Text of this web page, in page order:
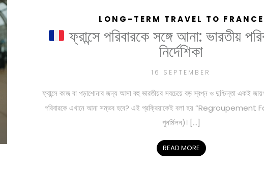
LONG-TERM TRAVEL TO FRANCE
ফ্রান্সে পরিবারকে সঙ্গে আনা: ভারতীয়
নির্দেশিকা
16 SEPTEMBER
ফ্রান্সে কাজ বা পড়াশোনার জন্য আসা বহু ভারতীয়র সবচেয়ে বড় স্বপ্ন ও দুশ্চিন্তা একই
পরিবারকে এখানে আনা সম্ভব হবে? এই প্রক্রিয়াকেই বলা হয় “Regroupement
পুনর্মিলন)। […]
READ MORE